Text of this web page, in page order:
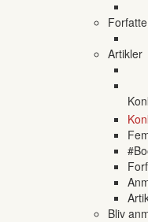
Artikler
Bliv